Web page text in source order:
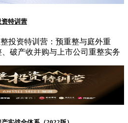
资特训营
整投资特训营：预重整与庭外重
破产收并购与上市公司重整实务